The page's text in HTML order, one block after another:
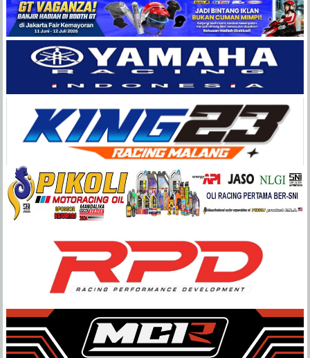
Balap
Paling
Lengkap